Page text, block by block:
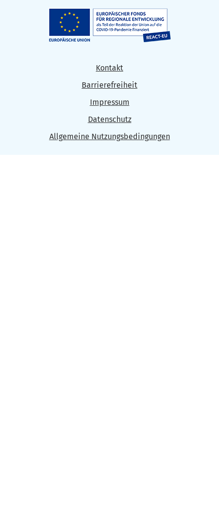
Kontakt
Barrierefreiheit
Impressum
Datenschutz
Allgemeine Nutzungsbedingungen